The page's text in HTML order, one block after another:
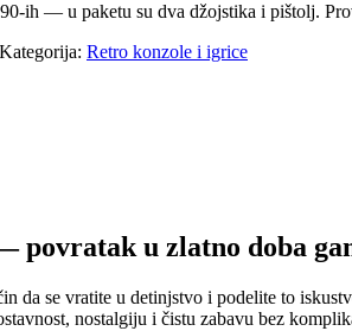
ih — u paketu su dva džojstika i pištolj.
Kategorija: Retro konzole i igrice
povratak u zlatno doba
da se vratite u detinjstvo i podelite to
nostalgiju i čistu zabavu bez